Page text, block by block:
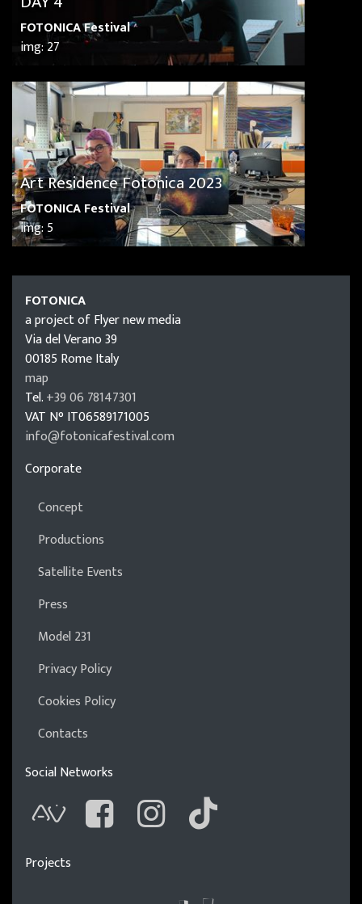
FOTONICA Festival
img: 27
Art Residence Fotonica 2023
FOTONICA Festival
img: 5
FOTONICA
FOTONICA
a project of Flyer new media
Via del Verano 39
00185 RomeItaly
map
Tel.+39 06 78147301
VAT N° IT06589171005
info@fotonicafestival.com
Corporate
Concept
Productions
Satellite Events
Press
Model 231
Privacy Policy
Cookies Policy
Contacts
Social Networks
AVnode
Projects